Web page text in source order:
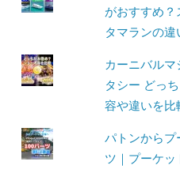
がおすすめ
タマランの違
カーニバル
タシー どっ
容や違いを比
パトンからプ
ツ｜プーケ